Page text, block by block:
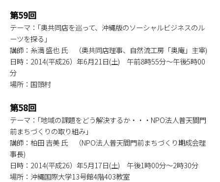
第59回
テーマ：｢奥共同店を巡って、沖縄版のソーシャルビジネスのル
ーツを探る｣
講師：糸満 盛也 氏 （奥共同店理事、自然流工房「奥庵」主宰)
日時：2014(平成26）年6月21日(土) 午前8時55分～午後5時00
分
場所：国頭村
第58回
テーマ：｢地域の課題をどう解決するか・・・NPO法人普天間門
前まちづくりの取り組み｣
講師：柏田 吉美 氏 （NPO法人普天間門前まちづくり期成会理
事長)
日時：2014(平成26）年5月17日(土) 午後1時00分～2時30分
場所：沖縄国際大学13号館4階403教室